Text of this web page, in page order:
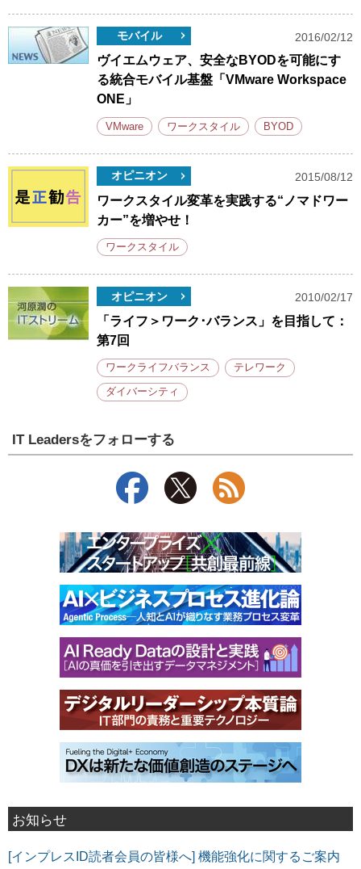
モバイル 2016/02/12
ヴイエムウェア、安全なBYODを可能にす
る統合モバイル基盤「VMware Workspace
ONE」
VMware ワークスタイル BYOD
オピニオン 2015/08/12
ワークスタイル変革を実践する“ノマドワー
カー”を増やせ！
ワークスタイル
オピニオン 2010/02/17
「ライフ＞ワーク･バランス」を目指して：
第7回
ワークライフバランス テレワーク
ダイバーシティ
IT Leadersをフォローする
お知らせ
[インプレスID読者会員の皆様へ] 機能強化に関するご案内